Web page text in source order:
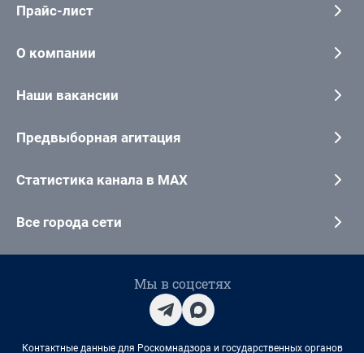
Прайс-лист
О компании
Наши вакансии
Предвыборная агитация
Статистика канала в MAX
Все города сети
Мы в соцсетях
Контактные данные для Роскомнадзора и государственных органов